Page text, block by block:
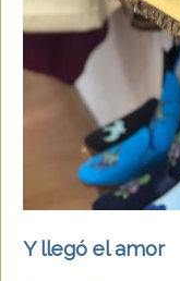
Y llegó el amor